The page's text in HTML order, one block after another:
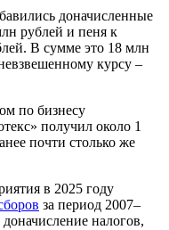
доначисленные
рублей и пеня к
В сумме это 18 млн
курсу –
по бизнесу
получил около 1
почти столько же
в 2025 году
за период 2007–
налогов,